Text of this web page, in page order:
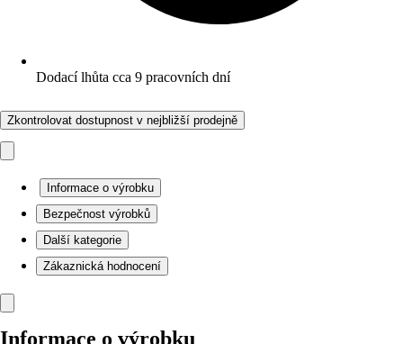
Dodací lhůta cca 9 pracovních dní
Zkontrolovat dostupnost v nejbližší prodejně
Informace o výrobku
Bezpečnost výrobků
Další kategorie
Zákaznická hodnocení
Informace o výrobku